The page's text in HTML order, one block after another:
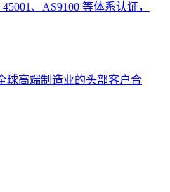
、AS9100 等体系认证，
球高端制造业的头部客户合